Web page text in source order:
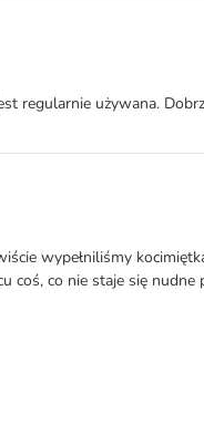
regularnie używana.
wypełniliśmy
coś, co nie staje się